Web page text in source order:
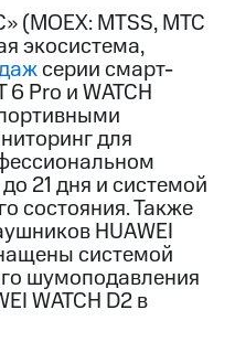
MTSS, МТС
экосистема,
серии смарт-
6 Pro и WATCH
для
21 дня и системой
состояния. Также
HUAWEI
системой
шумоподавления
WATCH D2 в